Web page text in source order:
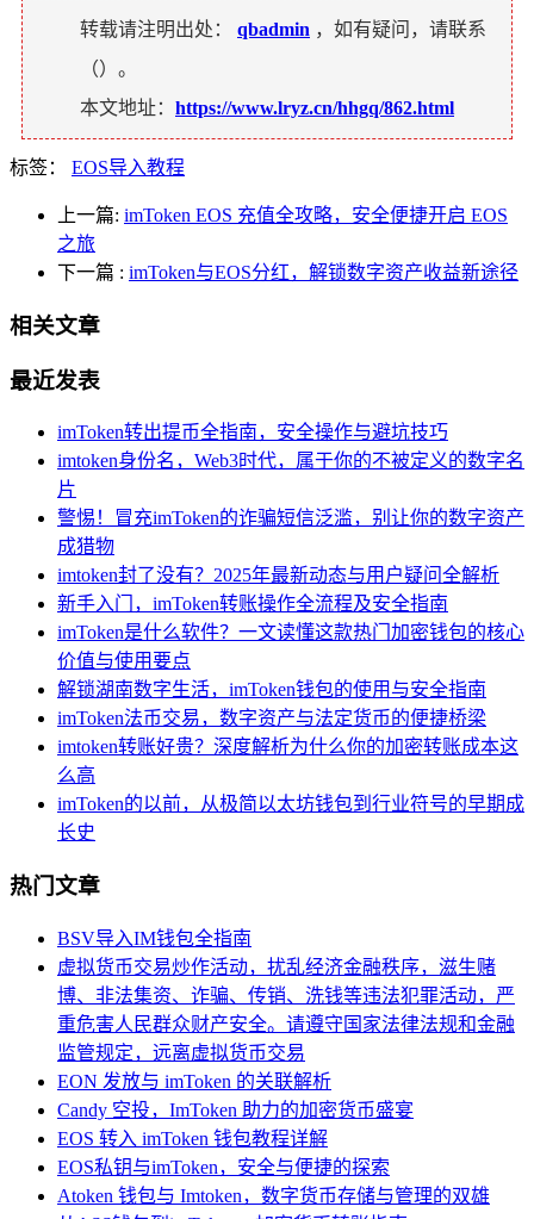
转载请注明出处： qbadmin ，如有疑问，请联系
（）。
本文地址： https://www.lryz.cn/hhgq/862.html
标签： EOS导入教程
上一篇: imToken EOS 充值全攻略，安全便捷开启 EOS
之旅
下一篇 : imToken与EOS分红，解锁数字资产收益新途径
相关文章
最近发表
imToken转出提币全指南，安全操作与避坑技巧
imtoken身份名，Web3时代，属于你的不被定义的数字名
片
警惕！冒充imToken的诈骗短信泛滥，别让你的数字资产
成猎物
imtoken封了没有？2025年最新动态与用户疑问全解析
新手入门，imToken转账操作全流程及安全指南
imToken是什么软件？一文读懂这款热门加密钱包的核心
价值与使用要点
解锁湖南数字生活，imToken钱包的使用与安全指南
imToken法币交易，数字资产与法定货币的便捷桥梁
imtoken转账好贵？深度解析为什么你的加密转账成本这
么高
imToken的以前，从极简以太坊钱包到行业符号的早期成
长史
热门文章
BSV导入IM钱包全指南
虚拟货币交易炒作活动，扰乱经济金融秩序，滋生赌
博、非法集资、诈骗、传销、洗钱等违法犯罪活动，严
重危害人民群众财产安全。请遵守国家法律法规和金融
监管规定，远离虚拟货币交易
EON 发放与 imToken 的关联解析
Candy 空投，ImToken 助力的加密货币盛宴
EOS 转入 imToken 钱包教程详解
EOS私钥与imToken，安全与便捷的探索
Atoken 钱包与 Imtoken，数字货币存储与管理的双雄